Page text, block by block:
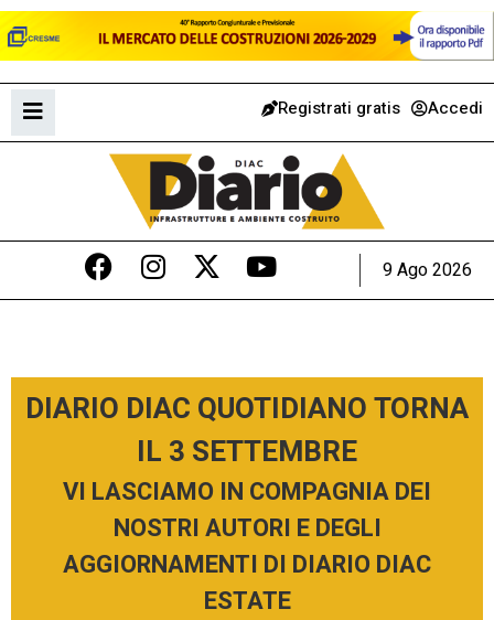
Registrati gratis Accedi
9 Ago 2026
DIARIO DIAC QUOTIDIANO TORNA
IL 3 SETTEMBRE
VI LASCIAMO IN COMPAGNIA DEI
NOSTRI AUTORI E DEGLI
AGGIORNAMENTI DI DIARIO DIAC
ESTATE